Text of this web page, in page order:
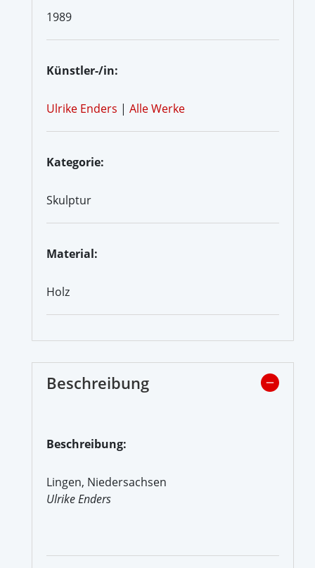
1989
Künstler-/in:
Ulrike Enders | Alle Werke
Kategorie:
Skulptur
Material:
Holz
Beschreibung
Beschreibung:
Lingen, Niedersachsen
Ulrike Enders